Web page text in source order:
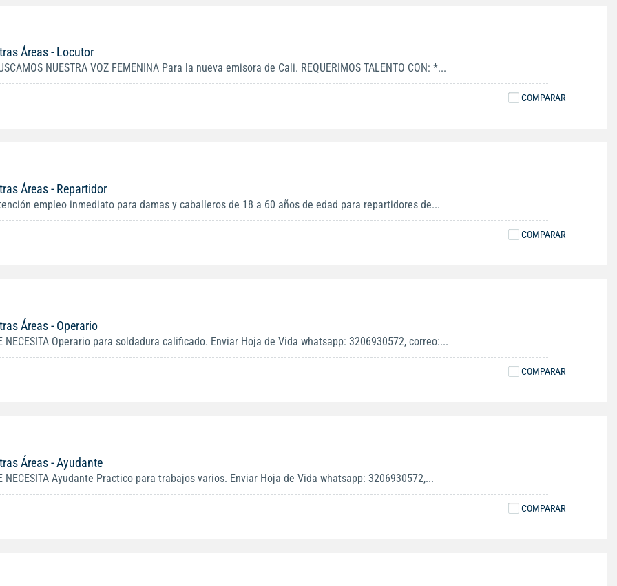
Áreas - Locutor
NUESTRA VOZ FEMENINA Para la nueva emisora de Cali. REQUERIMOS TALENTO CON: *...
COMPARAR
Áreas - Repartidor
empleo inmediato para damas y caballeros de 18 a 60 años de edad para repartidores de...
COMPARAR
Áreas - Operario
NECESITA Operario para soldadura calificado. Enviar Hoja de Vida whatsapp: 3206930572, correo:...
COMPARAR
Áreas - Ayudante
NECESITA Ayudante Practico para trabajos varios. Enviar Hoja de Vida whatsapp: 3206930572,...
COMPARAR